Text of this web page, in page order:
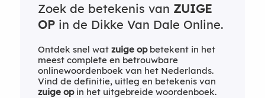
Zoek de betekenis van ZUIGE
OPin de Dikke Van Dale Online.
Ontdek snel wat zuige opbetekent in het
meest complete en betrouwbare
onlinewoordenboek van het Nederlands.
Vind de definitie, uitleg en betekenis van
zuige opin het uitgebreide woordenboek.